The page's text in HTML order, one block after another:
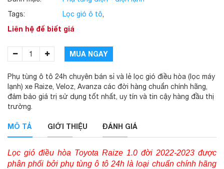
Tags:
Lọc gió ô tô,
Liên hệ để biết giá
MUA NGAY
Phụ tùng ô tô 24h chuyên bán sỉ và lẻ lọc gió điều hòa (lọc máy
lạnh) xe Raize, Veloz, Avanza các đời hàng chuẩn chính hãng,
đảm bảo giá trị sử dụng tốt nhất, uy tín và tin cậy hàng đầu thị
trường.
MÔ TẢ GIỚI THIỆU ĐÁNH GIÁ
Lọc gió điều hòa Toyota Raize 1.0 đời 2022-2023 được
phân phối bởi phụ tùng ô tô 24h là loại chuẩn chính hãng